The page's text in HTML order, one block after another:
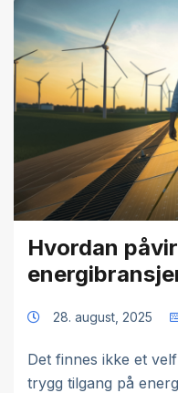
Hvordan
28. august, 2025
Det finnes ikke et
trygg tilgang på